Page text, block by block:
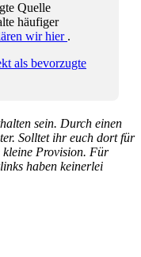
Quelle
häufiger
wir hier .
als bevorzugte
sein. Durch einen
Solltet ihr euch dort für
kleine Provision. Für
haben keinerlei